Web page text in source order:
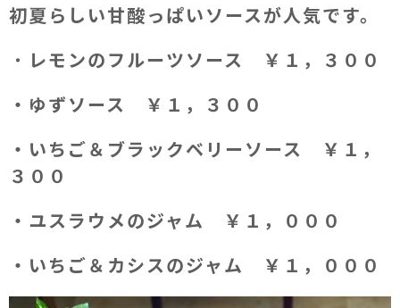
初夏らしい甘酸っぱいソースが人気です。
・ レモンのフルーツソース ￥１，３００
・ゆずソース ￥１，３００
・いちご＆ブラックベリーソース ￥１，
３００
・ユスラウメのジャム ￥１，０００
・いちご＆カシスのジャム ￥１，０００